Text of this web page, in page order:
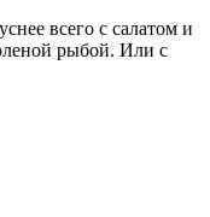
всего с салатом и
рыбой. Или с